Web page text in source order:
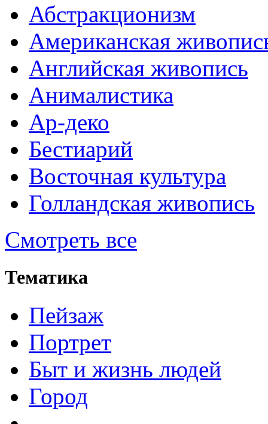
Абстракционизм
Американская
Английская живопись
Анималистика
Ар-деко
Бестиарий
Восточная культура
Голландская живопись
Смотреть все
Тематика
Пейзаж
Портрет
Быт и жизнь людей
Город